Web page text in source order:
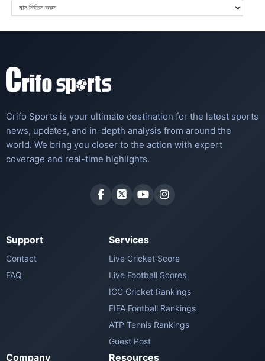
Crifo Sports is your ultimate destination for the latest sports
news, updates, and in-depth analysis from around the
world. We bring you closer to the action with expert
coverage and real-time highlights.
Support
Contact
FAQ
Services
Live Cricket Score
Live Football Scores
ICC Cricket Rankings
FIFA Football Rankings
ATP Tennis Rankings
Guest Post
Company Resources